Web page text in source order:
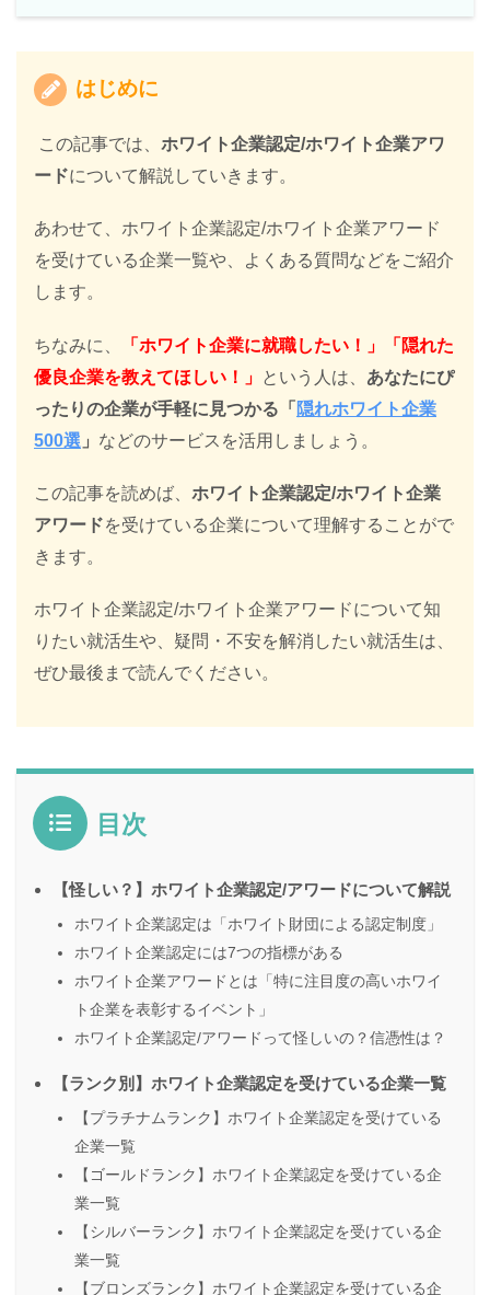
はじめに
この記事では、 ホワイト企業認定/ホワイト企業アワ
ードについて解説していきます。
あわせて、ホワイト企業認定/ホワイト企業アワード
を受けている企業一覧や、よくある質問などをご紹介
します。
ちなみに、
「ホワイト企業に就職したい！」「隠れた
優良企業を教えてほしい！」 という人は、 あなたにぴ
ったりの企業が手軽に見つかる「 隠れホワイト企業
500選 」 などのサービスを活用しましょう。
この記事を読めば、 ホワイト企業認定/ホワイト企業
アワードを受けている企業について理解することがで
きます。
ホワイト企業認定/ホワイト企業アワードについて知
りたい就活生や、疑問・不安を解消したい就活生は、
ぜひ最後まで読んでください。
目次
【怪しい？】ホワイト企業認定/アワードについて解説
ホワイト企業認定は「ホワイト財団による認定制度」
ホワイト企業認定には7つの指標がある
ホワイト企業アワードとは「特に注目度の高いホワイ
ト企業を表彰するイベント」
ホワイト企業認定/アワードって怪しいの？信憑性は？
【ランク別】ホワイト企業認定を受けている企業一覧
【プラチナムランク】ホワイト企業認定を受けている
企業一覧
【ゴールドランク】ホワイト企業認定を受けている企
業一覧
【シルバーランク】ホワイト企業認定を受けている企
業一覧
【ブロンズランク】ホワイト企業認定を受けている企